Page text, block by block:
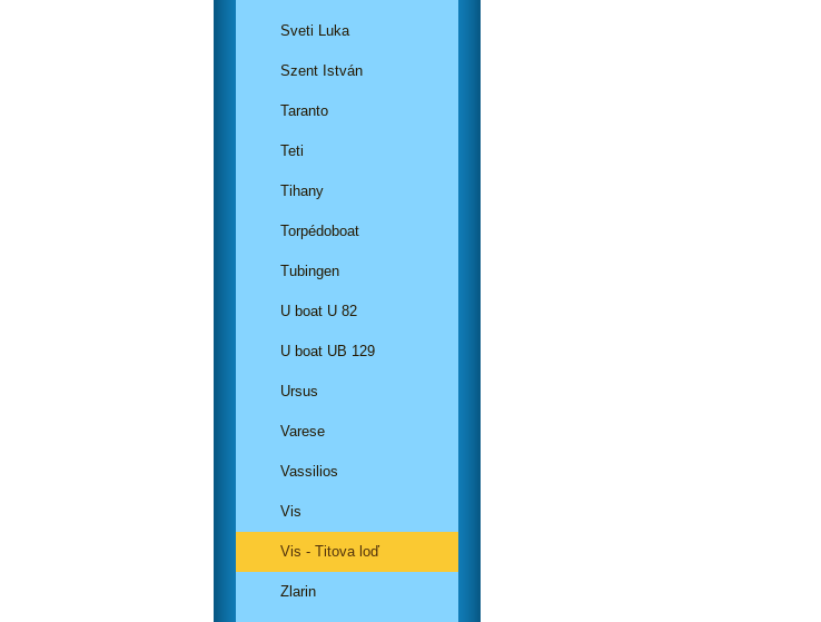
Sveti Luka
Szent István
Taranto
Teti
Tihany
Torpédoboat
Tubingen
U boat U 82
U boat UB 129
Ursus
Varese
Vassilios
Vis
Vis - Titova loď
Zlarin